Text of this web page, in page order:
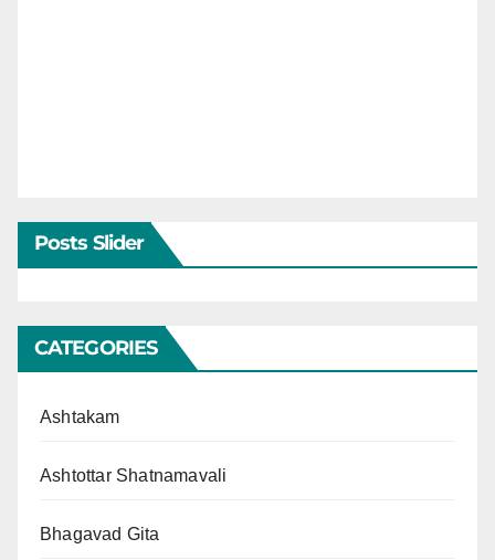
Posts Slider
CATEGORIES
Ashtakam
Ashtottar Shatnamavali
Bhagavad Gita